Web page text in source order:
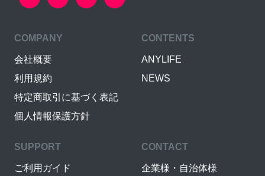
COMPANY
会社概要
利用規約
特定商取引に基づく表記
個人情報保護方針
CONTENTS
ANYLIFE
NEWS
SUPPORT
ご利用ガイド
CONTACT
企業様・自治体様